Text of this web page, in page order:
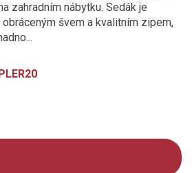
zahradním nábytku. Sedák je
švem a kvalitním zipem,